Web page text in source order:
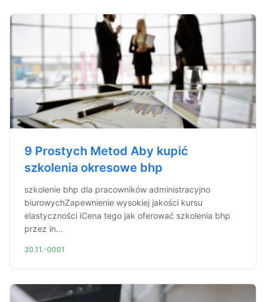
9 Prostych Metod Aby kupić
szkolenia okresowe bhp
szkolenie bhp dla pracowników administracyjno
biurowychZapewnienie wysokiej jakości kursu
elastyczności iCena tego jak oferować szkolenia bhp
przez in...
30.11.-0001